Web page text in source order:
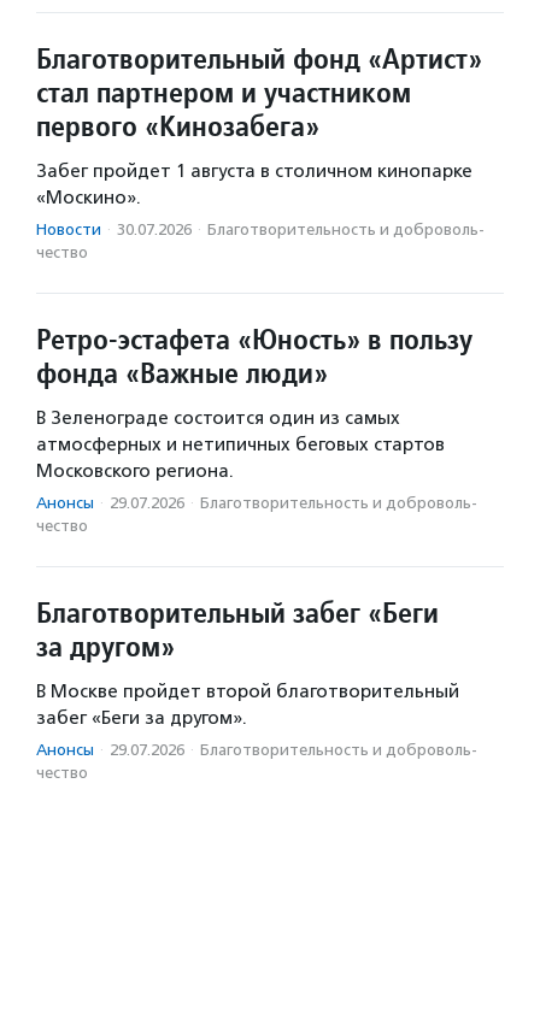
Благотворительный фонд «Артист»
стал партнером и участником
первого «Кинозабега»
Забег пройдет 1 августа в столичном кинопарке
«Москино».
Новости · 30.07.2026 · Благотвори­тель­ность и доброволь­
чест­во
Ретро-эстафета «Юность» в пользу
фонда «Важные люди»
В Зеленограде состоится один из самых
атмосферных и нетипичных беговых стартов
Московского региона.
Анонсы · 29.07.2026 · Благотвори­тель­ность и доброволь­
чест­во
Благотворительный забег «Беги
за другом»
В Москве пройдет второй благотворительный
забег «Беги за другом».
Анонсы · 29.07.2026 · Благотвори­тель­ность и доброволь­
чест­во